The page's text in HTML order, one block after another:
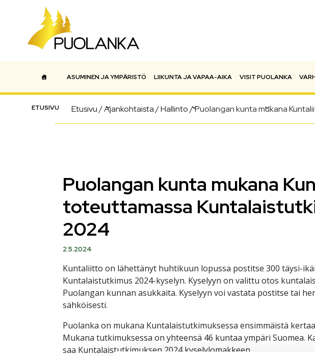
Päävalikko
ETUSIVU
ASUMINEN JA YMPÄRISTÖ LIIKUNTA JA VAPAA-AIKA VISIT PUOLANKA
Etusivu/Ajankohtaista/Hallinto/Puolangan kunta mukana
Puolangan kunta mukana
toteuttamassa
2024
2.5.2024
Kuntaliitto on lähettänyt huhtikuun lopussa postitse 300 täysi-
Kuntalaistutkimus 2024-kyselyn. Kyselyyn on valittu otos
Puolangan kunnan asukkaita. Kyselyyn voi vastata postitse tai
sähköisesti.
Puolanka on mukana Kuntalaistutkimuksessa ensimmäistä
Mukana tutkimuksessa on yhteensä 46 kuntaa ympäri Suomea.
saa Kuntalaistutkimuksen 2024 kyselylomakkeen.